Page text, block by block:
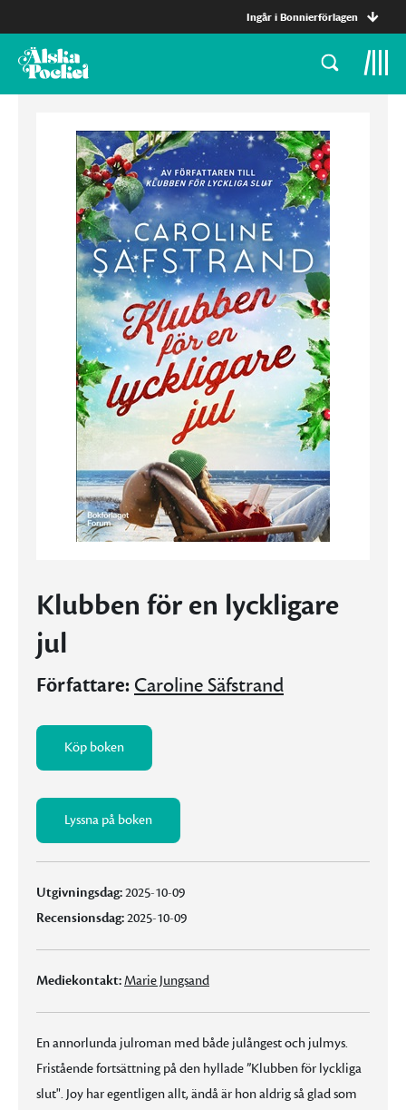
Ingår i Bonnierförlagen
Klubben för en lyckligare
jul
Författare: Caroline Säfstrand
Köp boken
Lyssna på boken
Utgivningsdag:2025-10-09
Recensionsdag:2025-10-09
Mediekontakt:Marie Jungsand
En annorlunda julroman med både julångest och julmys.
Fristående fortsättning på den hyllade ”Klubben för lyckliga
slut". Joy har egentligen allt, ändå är hon aldrig så glad som